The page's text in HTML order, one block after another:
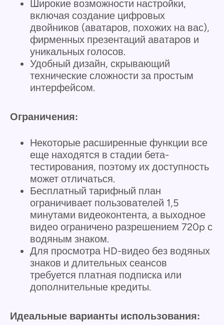
Широкие возможности настройки,
включая создание цифровых
двойников (аватаров, похожих на вас),
фирменных презентаций аватаров и
уникальных голосов.
Удобный дизайн, скрывающий
технические сложности за простым
интерфейсом.
Ограничения:
Некоторые расширенные функции все
еще находятся в стадии бета-
тестирования, поэтому их доступность
может отличаться.
Бесплатный тарифный план
ограничивает пользователей 1,5
минутами видеоконтента, а выходное
видео ограничено разрешением 720p с
водяным знаком.
Для просмотра HD-видео без водяных
знаков и длительных сеансов
требуется платная подписка или
дополнительные кредиты.
Идеальные варианты использования: